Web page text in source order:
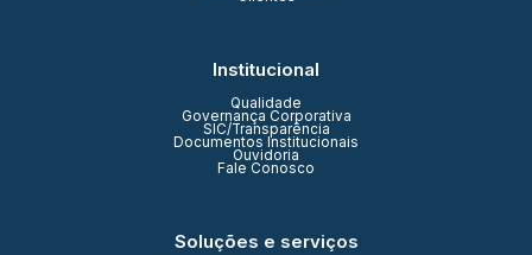
Institucional
Qualidade
Governança Corporativa
SIC/Transparência
Documentos Institucionais
Ouvidoria
Fale Conosco
Soluções e serviços